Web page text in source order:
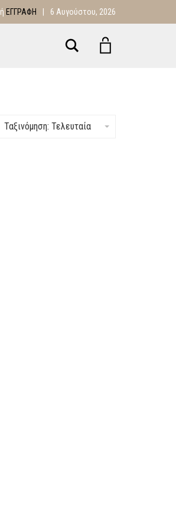
ή ΕΓΓΡΑΦΉ 6 Αυγούστου, 2026
Αναζήτηση
Ταξινόμηση: Τελευταία